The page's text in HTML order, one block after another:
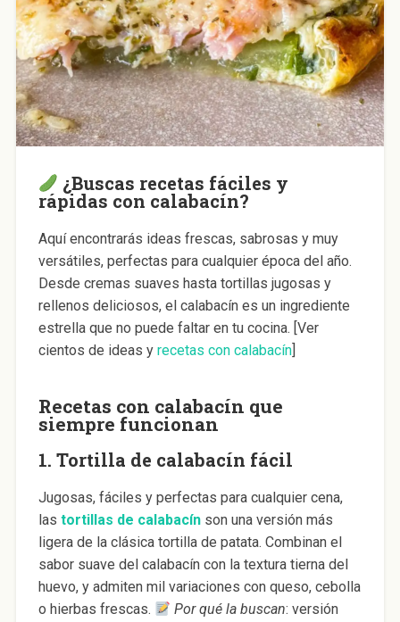
¿Buscas recetas fáciles y
rápidas con calabacín?
Aquí encontrarás ideas frescas, sabrosas y muy
versátiles, perfectas para cualquier época del año.
Desde cremas suaves hasta tortillas jugosas y
rellenos deliciosos, el calabacín es un ingrediente
estrella que no puede faltar en tu cocina. [Ver
cientos de ideas y recetas con calabacín]
Recetas con calabacín que
siempre funcionan
1. Tortilla de calabacín fácil
Jugosas, fáciles y perfectas para cualquier cena,
las tortillas de calabacínson una versión más
ligera de la clásica tortilla de patata. Combinan el
sabor suave del calabacín con la textura tierna del
huevo, y admiten mil variaciones con queso, cebolla
o hierbas frescas.
Por qué la buscan: versión